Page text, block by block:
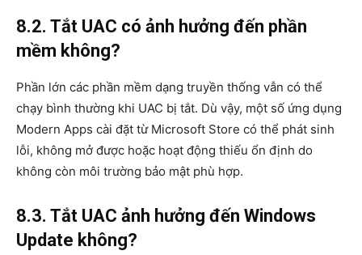
8.2. Tắt UAC có ảnh hưởng đến phần
mềm không?
Phần lớn các phần mềm dạng truyền thống vẫn có thể
chạy bình thường khi UAC bị tắt. Dù vậy, một số ứng dụng
Modern Apps cài đặt từ Microsoft Store có thể phát sinh
lỗi, không mở được hoặc hoạt động thiếu ổn định do
không còn môi trường bảo mật phù hợp.
8.3. Tắt UAC ảnh hưởng đến Windows
Update không?